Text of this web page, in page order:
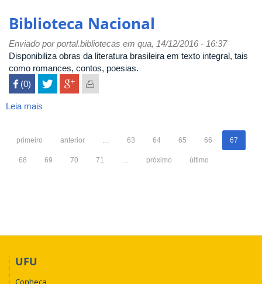
do
Estudante
de
Portuguesa
Biblioteca Nacional
Enviado porportal.bibliotecas em qua, 14/12/2016 - 16:37
Disponibiliza obras da literatura brasileira em texto integral, tais
como romances, contos, poesias.
 (0)
Leia mais
primeiro anterior … 63 64 65 66 67
68 69 70 71 … próximo último
UFU
Conheça